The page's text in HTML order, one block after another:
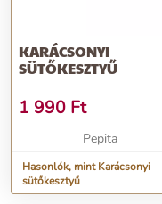
KARÁCSONYI
SÜTŐKESZTYŰ
1 990 Ft
Pepita
Hasonlók, mint Karácsonyi
sütőkesztyű